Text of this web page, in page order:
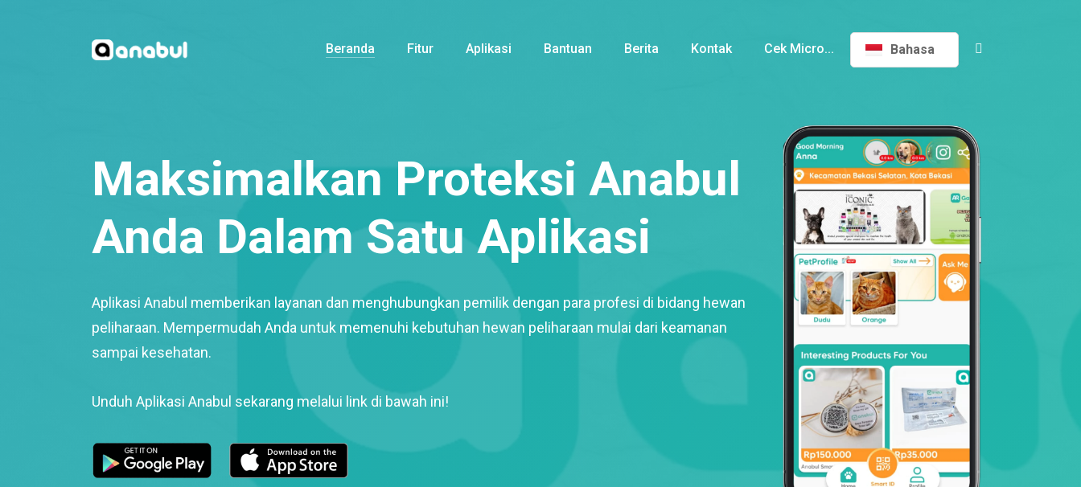
Beranda Fitur Aplikasi Bantuan Berita Kontak Cek Micro... Bahasa
Maksimalkan Proteksi Anabul
Anda Dalam Satu Aplikasi
Aplikasi Anabul memberikan layanan dan menghubungkan pemilik dengan para profesi di bidang hewan
peliharaan. Mempermudah Anda untuk memenuhi kebutuhan hewan peliharaan mulai dari keamanan
sampai kesehatan.
Unduh Aplikasi Anabul sekarang melalui link di bawah ini!